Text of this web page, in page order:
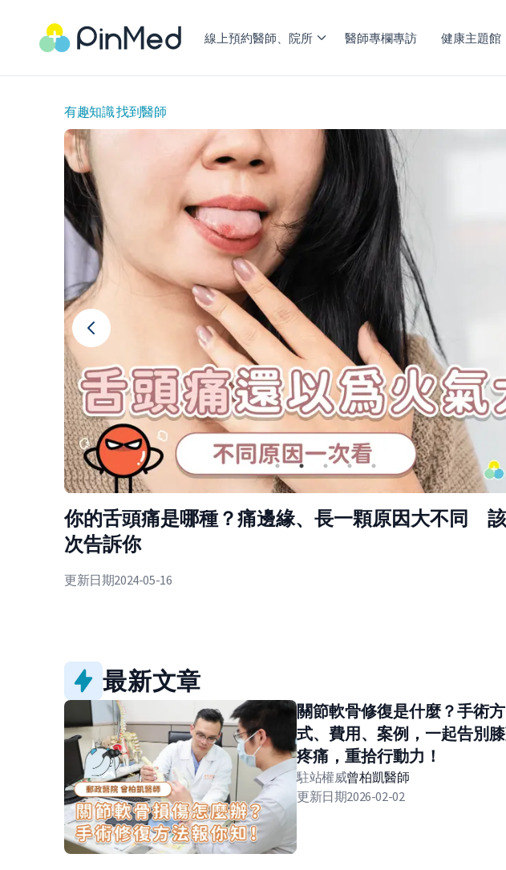
線上預約醫師、院所 醫師專欄專訪 健康主題館
有趣知識 找到醫師
一顆原因大不同 該看哪科一皮膚一粒一粒的很癢？5大
最新文章
關節軟骨修復是什麼？手術方
式、費用、案例，一起告別
疼痛，重拾行動力！
駐站權威曾柏凱醫師
更新日期2026-02-02